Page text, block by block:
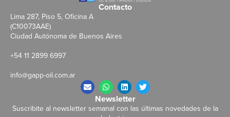
Contacto
Lima 287, Piso 5, Oficina A
(C10073AAE)
Ciudad Autónoma de Buenos Aires
+54 11 2899 6997
info@gapp-oil.com.ar
Newsletter
Suscribite al newsletter semanal con las últimas novedades de la